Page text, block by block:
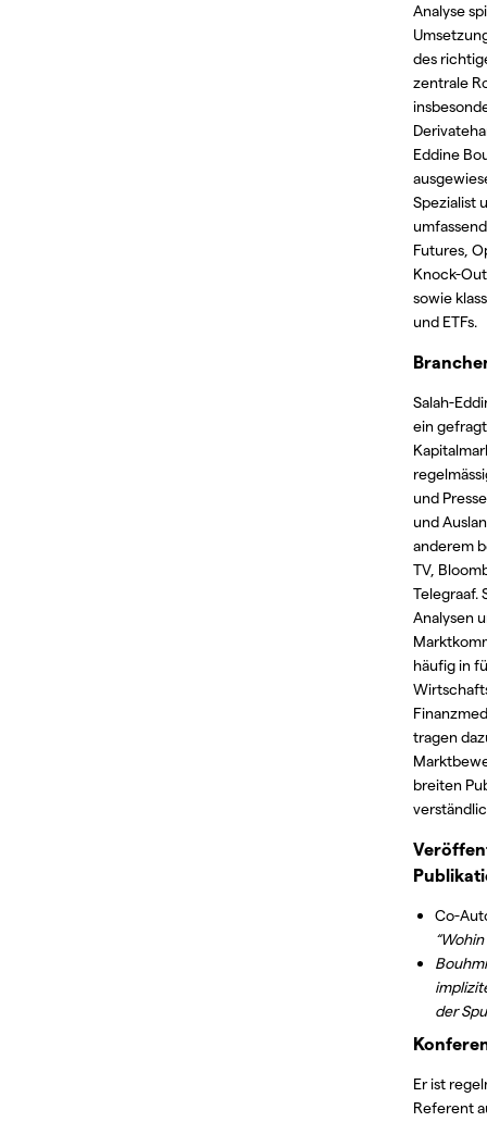
Analyse
des
zentrale
Eddine
Spezialist
Futures,
Knock-
sowie
und ETFs.
Salah-
ein
und
und
anderem
TV,
Telegraaf.
Analysen
häufig in
tragen
breiten
Co-
der
Er ist
Referent